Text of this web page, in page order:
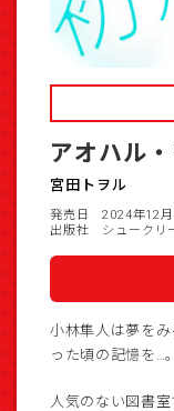
アオハル
宮田トヲル
発売日 2024年12月
出版社 シュークリ
小林隼人は夢を
った頃の記憶を…。
人気のない図書